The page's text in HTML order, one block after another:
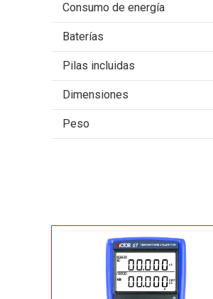
Consumo de energía
Baterías
Pilas incluidas
Dimensiones
Peso